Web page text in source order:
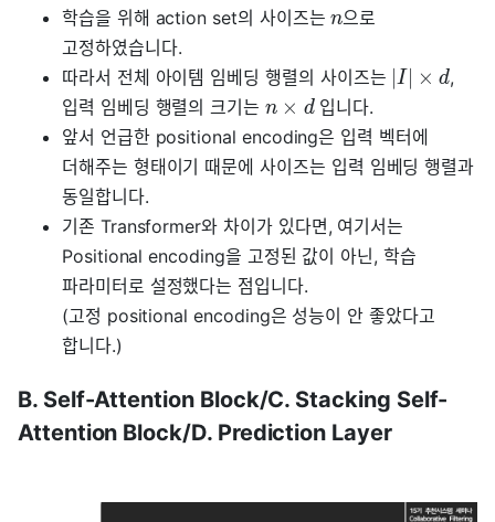
학습을 위해 action set의 사이즈는n으로
고정하였습니다.
따라서 전체 아이템 임베딩 행렬의 사이즈는 ∣I∣ × d,
입력 임베딩 행렬의 크기는n × d입니다.
앞서 언급한 positional encoding은 입력 벡터에
더해주는 형태이기 때문에 사이즈는 입력 임베딩 행렬과
동일합니다.
기존 Transformer와 차이가 있다면, 여기서는
Positional encoding을 고정된 값이 아닌, 학습
파라미터로 설정했다는 점입니다.
(고정 positional encoding은 성능이 안 좋았다고
합니다.)
B. Self-Attention Block/C. Stacking Self-
Attention Block/D. Prediction Layer